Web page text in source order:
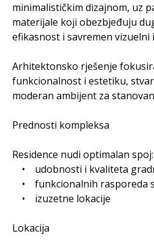
minimalističkim dizajnom, uz
materijale koji obezbjeđuju
efikasnost i savremen vizuelni
Arhitektonsko rješenje
funkcionalnost i estetiku,
moderan ambijent za
Prednosti kompleksa
Residence nudi optimalan spoj:
• udobnosti i kvaliteta
• funkcionalnih rasporeda
• izuzetne lokacije
Lokacija